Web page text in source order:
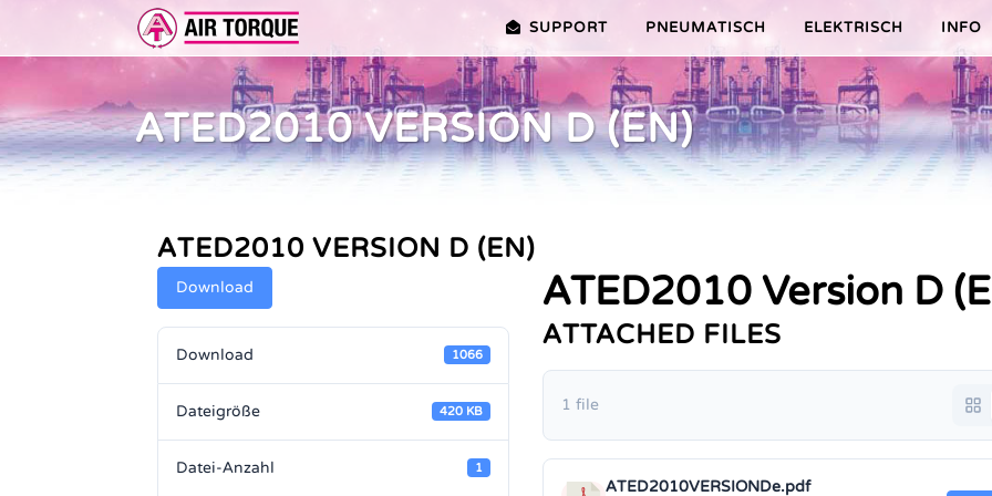
SUPPORT PNEUMATISCH
DOKUMENTATION VORTEILE EDITION 2010
ELEKTRISCH
ERWEITERUNGEN ER PREMIER-SERIE (20-100NM)
VORTEILE ER PLUS-SERIE
VRX/VSX/VTX-SERIE (25-
VORTEILE V-SERIE
INFO
ATED2010 VERSION D (EN)
ATED2010 VERSION D (EN)
Download
Download 1066
Dateigröße 420 KB
Datei-Anzahl 1
ATED2010 Version D
ATTACHED FILES
1 file
ATED2010VERSIONDe.pdf